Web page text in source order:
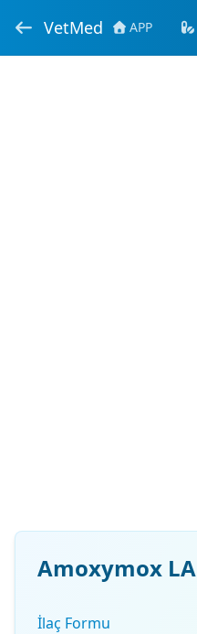
VetMed APP
Amoxymox LA
İlaç Formu